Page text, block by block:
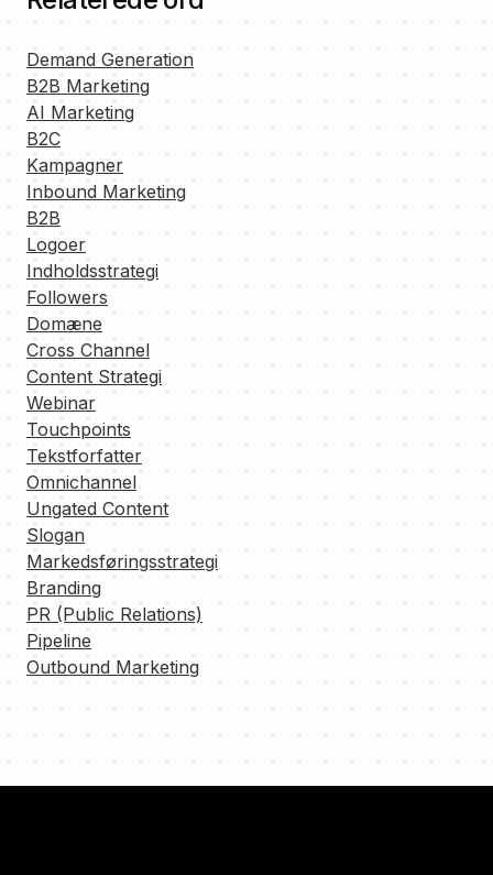
Demand Generation
B2B Marketing
AI Marketing
B2C
Kampagner
Inbound Marketing
B2B
Logoer
Indholdsstrategi
Followers
Domæne
Cross Channel
Content Strategi
Webinar
Touchpoints
Tekstforfatter
Omnichannel
Ungated Content
Slogan
Markedsføringsstrategi
Branding
PR (Public Relations)
Pipeline
Outbound Marketing